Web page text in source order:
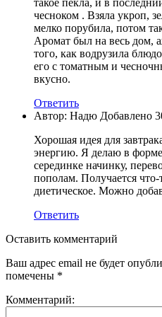
чесноком . Взяла укроп,
мелко порубила, потом
Аромат был на весь дом,
того, как водрузила
его с томатным и
вкусно.
Ответить
Автор: Надю Добавлено
Хорошая идея для
энергию. Я делаю в
серединке начинку,
пополам. Получается
диетическое. Можно
Ответить
Оставить комментарий
Ваш адрес email не будет
помечены *
Комментарий: